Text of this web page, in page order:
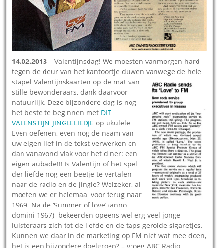
14.02.2013 –Valentijnsdag! We moesten vanmorgen hard
tegen de deur van het kantoortje duwen vanwege de hele
stapel Valentijnskaarten op de mat van
stille bewonderaars, dank daarvoor
natuurlijk. Deze bijzondere dag is nog
het beste te beginnen met DIT
VALENSTIJN-JINGLELIEDJE op ukulele.
Even oefenen, even nog de naam van
uw eigen lief in de tekst verwerken en
dan vanavond vlak voor het diner: een
eigen aubade!!! Is Valentijn of het spel
der liefde nog een beetje te vertalen
naar de radio en de jingle? Welzeker, al
moeten we er helemaal voor terug naar
1969. Na de ‘Summer of love’ (anno
domini 1967) bekeerden opeens wel erg veel jonge
luisteraars zich tot de liefde en de taps gerolde sigaretjes.
Kunnen we daar in de marketing op FM niet wat mee doen,
het is een bijzondere doelgroep? – vroeg ABC Radio.